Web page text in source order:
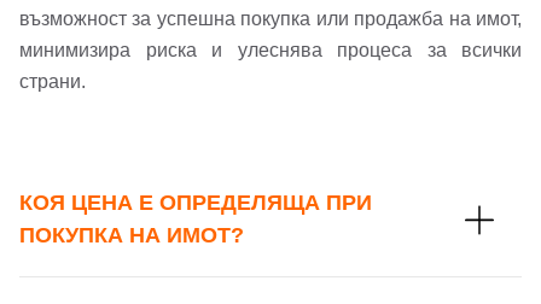
възможност за успешна покупка или продажба на имот,
минимизира риска и улеснява процеса за всички
страни.
КОЯ ЦЕНА Е ОПРЕДЕЛЯЩА ПРИ
ПОКУПКА НА ИМОТ?